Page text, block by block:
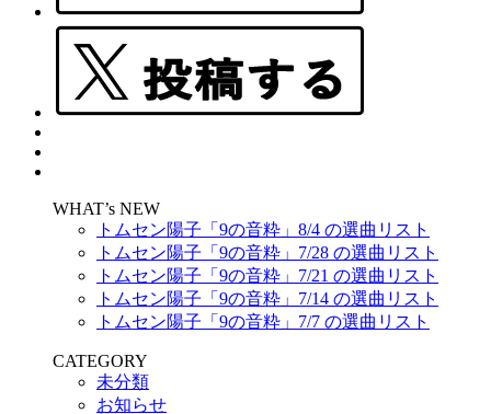
WHAT’s NEW
トムセン陽子「9の音粋」8/4 の選曲リスト
トムセン陽子「9の音粋」7/28 の選曲リスト
トムセン陽子「9の音粋」7/21 の選曲リスト
トムセン陽子「9の音粋」7/14 の選曲リスト
トムセン陽子「9の音粋」7/7 の選曲リスト
CATEGORY
未分類
お知らせ